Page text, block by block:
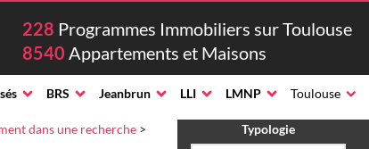
228 Programmes Immobiliers sur Toulouse
8540 Appartements et Maisons
BRS Jeanbrun LLI LMNP Toulouse
dans une recherche>
Typologie